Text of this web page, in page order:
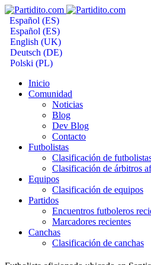
Español (ES)
Español (ES)
English (UK)
Deutsch (DE)
Polski (PL)
Inicio
Comunidad
Noticias
Blog
Dev Blog
Contacto
Futbolistas
Clasificación de
Clasificación de árbitros
Equipos
Clasificación de equipos
Partidos
Encuentros futboleros
Marcadores recientes
Canchas
Clasificación de canchas